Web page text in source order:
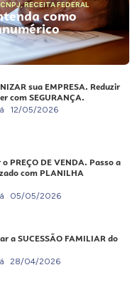
,RECEITA FEDERAL
como
sua EMPRESA. Reduzir
com SEGURANÇA.
12/05/2026
PREÇO DE VENDA. Passo a
com PLANILHA
05/05/2026
a SUCESSÃO FAMILIAR do
28/04/2026